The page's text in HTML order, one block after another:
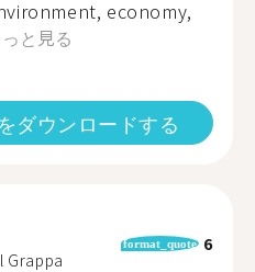
economy,
と見る
ダウンロードする
Grappa
format_quote 6